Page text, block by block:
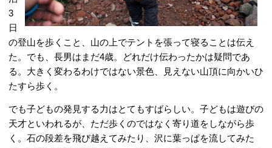
3
日
の登山を歩くこと、山の上でテントを張って寝ることは伝え
た。でも、長男はまだ4歳。どれだけ伝わったかは疑問であ
る。大きく変わるわけではない景色、見えない山頂に向かいひ
たすら歩く。
でも子どもの発見する力はとてもすばらしい。子どもは遊びの
天才といわれるが、ただ歩くのではなく寄り道をしながら歩
く。石の段差を飛び越えてみたり、沢に葉っぱを流してみた